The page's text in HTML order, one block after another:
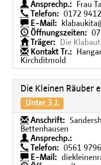
Ansprechp.:
Frau
Telefon:
0172
E-Mail:
Öffnungszeiten:
Träger:
Die
Kontakt Tr.:
Kirchditmold
Die Kleinen Räuber
Unter 3 J.
Anschrift:
Bettenhausen
Ansprechp.:
Telefon:
0561
E-Mail: